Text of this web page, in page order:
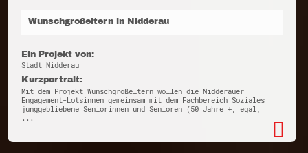
Wunschgroßeltern in Nidderau
Ein Projekt von:
Stadt Nidderau
Kurzportrait:
Mit dem Projekt Wunschgroßeltern wollen die Nidderauer
Engagement-Lotsinnen gemeinsam mit dem Fachbereich Soziales
junggebliebene Seniorinnen und Senioren (50 Jahre +, egal,
...